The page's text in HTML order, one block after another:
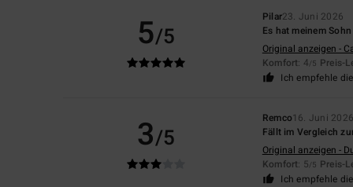
5/5
Pilar23. Juni 2026
Es hat meinem
Original anzeigen -
Komfort: 4/5 Preis-
Ich empfehle
3/5
Remco16. Juni 2026
Fällt im Vergleich
Original anzeigen -
Komfort: 5/5 Preis-
Ich empfehle